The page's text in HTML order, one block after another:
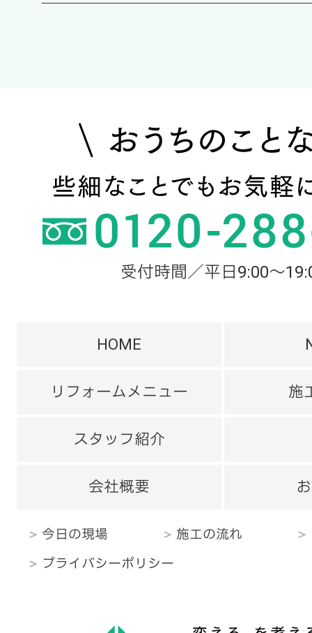
受付時間／平日9:00～
HOME
リフォームメニュー 施
スタッフ紹介
会社概要
今日の現場 施工の流れ
プライバシーポリシー